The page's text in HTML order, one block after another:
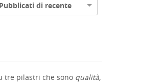
Pubblicati di recente
tre pilastri che sono qualità,